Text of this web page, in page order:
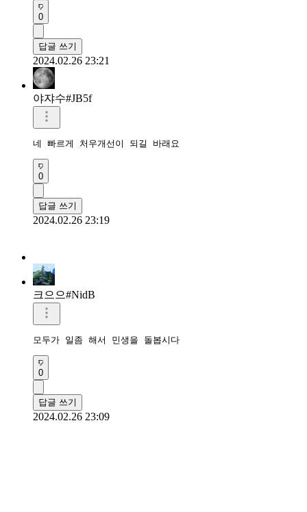
0
답글 쓰기
2024.02.26 23:21
야쟈수#JB5f
네 빠르게 처우개선이 되길 바래요
0
답글 쓰기
2024.02.26 23:19
크으으#NidB
모두가 일좀 해서 민생을 돌봅시다
0
답글 쓰기
2024.02.26 23:09